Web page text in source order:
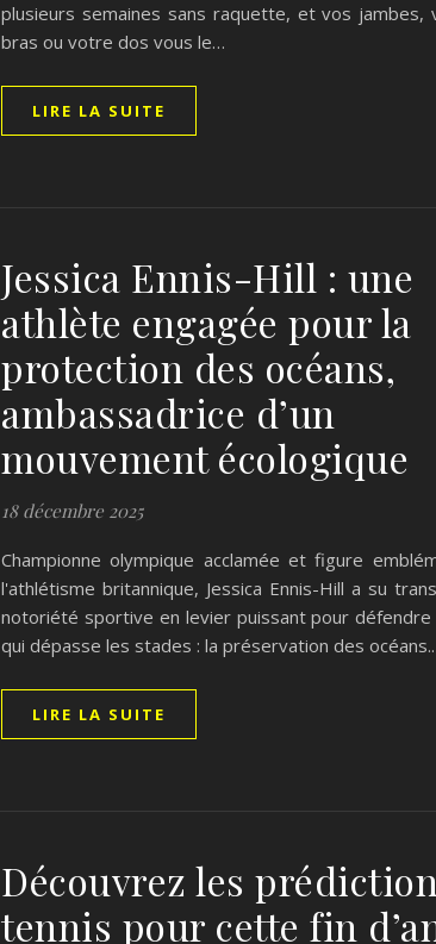
plusieurs semaines sans raquette, et vos jambes,
bras ou votre dos vous le…
LIRE LA SUITE
Jessica Ennis-Hill : une
athlète engagée pour la
protection des océans,
ambassadrice d’un
mouvement écologique
18 décembre 2025
Championne olympique acclamée et figure
l'athlétisme britannique, Jessica Ennis-Hill a su
notoriété sportive en levier puissant pour défendre
qui dépasse les stades : la préservation des
LIRE LA SUITE
Découvrez les
tennis pour cette fin